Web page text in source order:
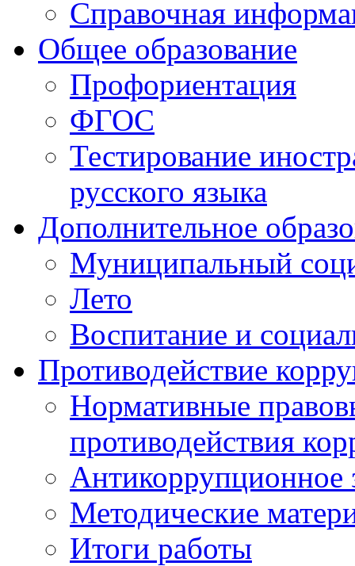
Справочная
Общее образование
Профориентация
ФГОС
Тестирование
русского языка
Дополнительное
Муниципальный
Лето
Воспитание и
Противодействие
Нормативные
противодействия
Антикоррупционное
Методические
Итоги работы